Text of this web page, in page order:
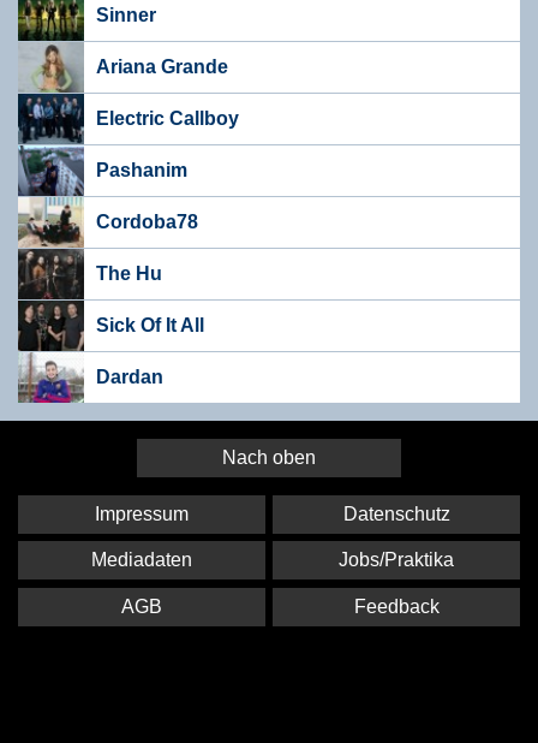
Sinner
Ariana Grande
Electric Callboy
Pashanim
Cordoba78
The Hu
Sick Of It All
Dardan
Nach oben
Impressum Datenschutz
Mediadaten Jobs/Praktika
AGB Feedback